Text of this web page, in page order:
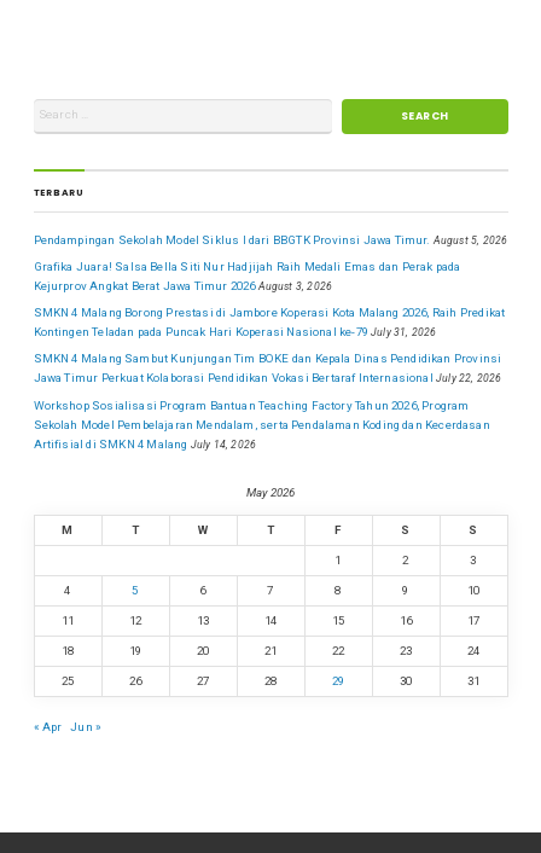
TERBARU
Pendampingan Sekolah Model Siklus I dari BBGTK Provinsi Jawa Timur. August 5, 2026
Grafika Juara! Salsa Bella Siti Nur Hadjijah Raih Medali Emas dan Perak pada
Kejurprov Angkat Berat Jawa Timur 2026 August 3, 2026
SMKN 4 Malang Borong Prestasi di Jambore Koperasi Kota Malang 2026, Raih Predikat
Kontingen Teladan pada Puncak Hari Koperasi Nasional ke-79 July 31, 2026
SMKN 4 Malang Sambut Kunjungan Tim BOKE dan Kepala Dinas Pendidikan Provinsi
Jawa Timur Perkuat Kolaborasi Pendidikan Vokasi Bertaraf Internasional
July 22, 2026
Workshop Sosialisasi Program Bantuan Teaching Factory Tahun 2026, Program
Sekolah Model Pembelajaran Mendalam, serta Pendalaman Koding dan Kecerdasan
Artifisial di SMKN 4 Malang July 14, 2026
May 2026
M T W T F S S
1 2 3
4 5 6 7 8 9 10
11 12 13 14 15 16 17
18 19 20 21 22 23 24
25 26 27 28 29 30 31
« Apr Jun »